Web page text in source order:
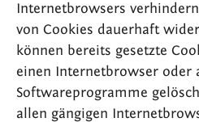
Internetbrowsers
von Cookies dauerhaft
können bereits gesetzte
einen Internetbrowser oder
Softwareprogramme
allen gängigen